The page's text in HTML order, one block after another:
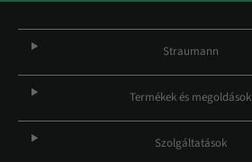
Straumann
Termékek és megoldások
Szolgáltatások